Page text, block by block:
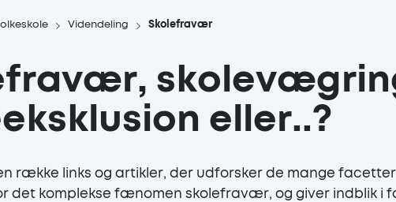
Videndeling Skolefravær
eller..?
række links og artikler, der udforsker de mange
det komplekse fænomen skolefravær, og giver indblik i